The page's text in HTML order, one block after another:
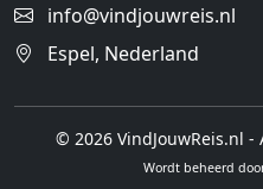
info@vindjouwreis.nl
Espel, Nederland
© 2026 VindJouwReis.nl
Wordt beheerd